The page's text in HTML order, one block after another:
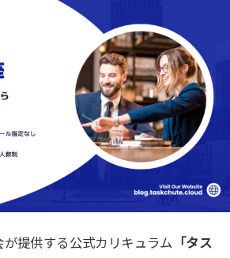
提供する公式カリキュラム
「タス